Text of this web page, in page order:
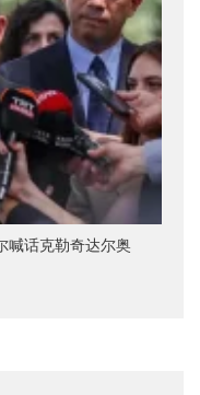
喊话克勒奇达尔奥